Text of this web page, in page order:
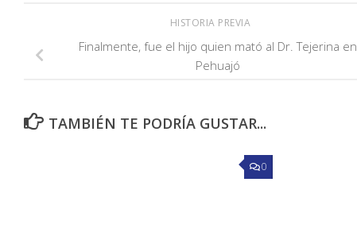
HISTORIA PREVIA
Finalmente, fue el hijo quien mató al Dr. Tejerina en
Pehuajó
TAMBIÉN TE PODRÍA GUSTAR...
0